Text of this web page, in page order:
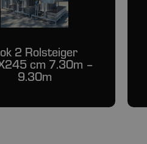
2 Rolsteiger
cm 7.30m –
9.30m